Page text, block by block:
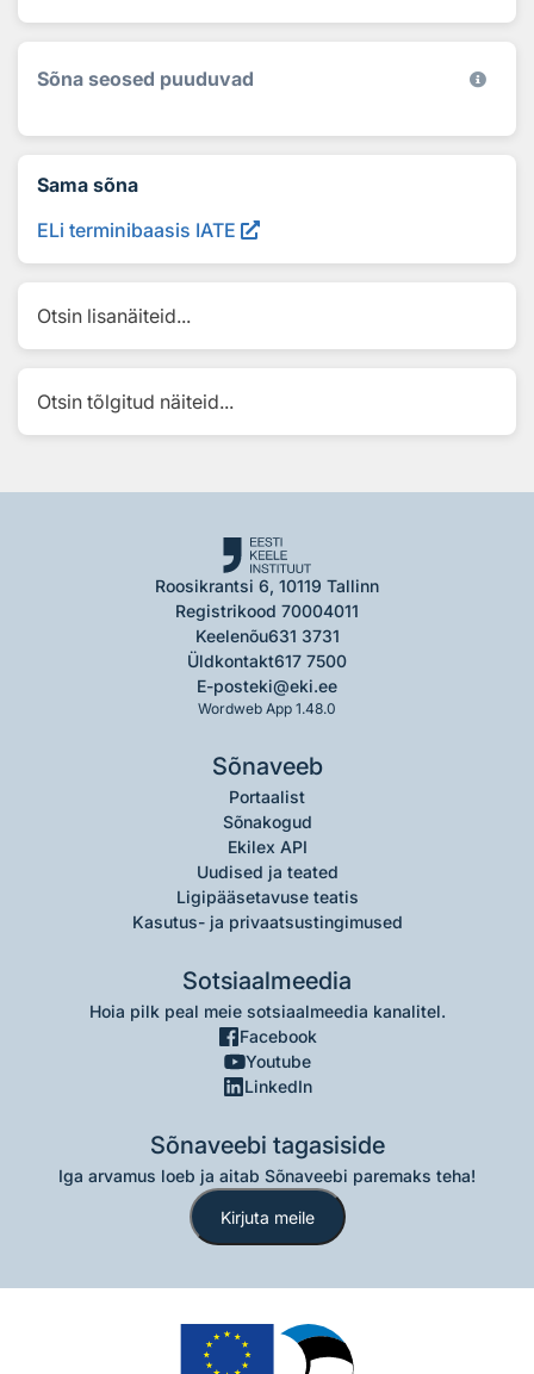
Sõna seosed puuduvad
Sama sõna
ELi terminibaasis IATE
Otsin lisanäiteid...
Otsin tõlgitud näiteid...
Roosikrantsi 6, 10119 Tallinn
Registrikood 70004011
Keelenõu631 3731
Üldkontakt617 7500
E-posteki@eki.ee
Wordweb App 1.48.0
Sõnaveeb
Portaalist
Sõnakogud
Ekilex API
Uudised ja teated
Ligipääsetavuse teatis
Kasutus- ja privaatsustingimused
Sotsiaalmeedia
Hoia pilk peal meie sotsiaalmeedia kanalitel.
Facebook
Youtube
LinkedIn
Sõnaveebi tagasiside
Iga arvamus loeb ja aitab Sõnaveebi paremaks teha!
Kirjuta meile